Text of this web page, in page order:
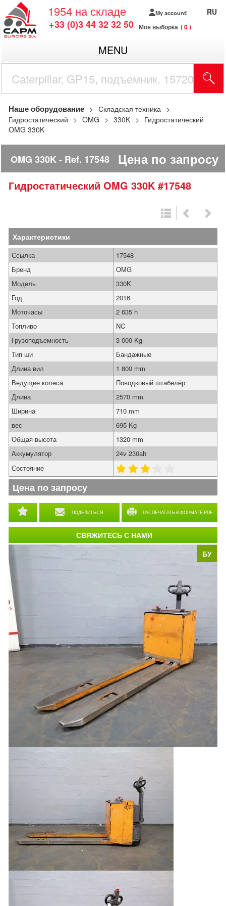
1954 на складе
+33 (0)3 44 32 32 50
My account
Моя выборка 0
RU
MENU
Наше оборудование
Складская техника
Гидростатический
OMG 330K
Гидростатический
OMG 330K
OMG 330K Ref. 17548 Цена по запросу
Гидростатический OMG 330K #17548
БУ
Характеристики
ПОДЕЛИТЬСЯ РАСПЕЧАТАТЬ В ФОРМАТЕ PDF
Ссылка
17548
Бренд
OMG
Модель
330K
Год
2016
Моточасы
2 635 h
Топливо
NC
Грузоподъемность
3 000 Kg
Тип ши
Бандажные
Длина вил
1 800 mm
Ведущие колеса
Поводковый штабелёр
Длина
2570 mm
Ширина
710 mm
вес
695 Kg
Общая высота
1320 mm
Аккумулятор
24v 230ah
Состояние
Цена по запросу
СВЯЖИТЕСЬ С НАМИ